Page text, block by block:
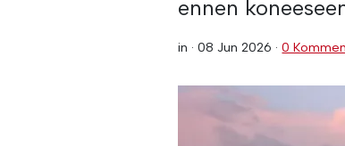
ennen
in ·08 Jun 2026 ·0